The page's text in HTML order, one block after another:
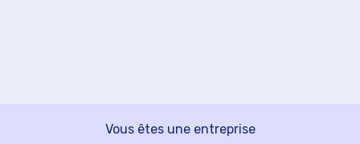
Vous êtes une entreprise